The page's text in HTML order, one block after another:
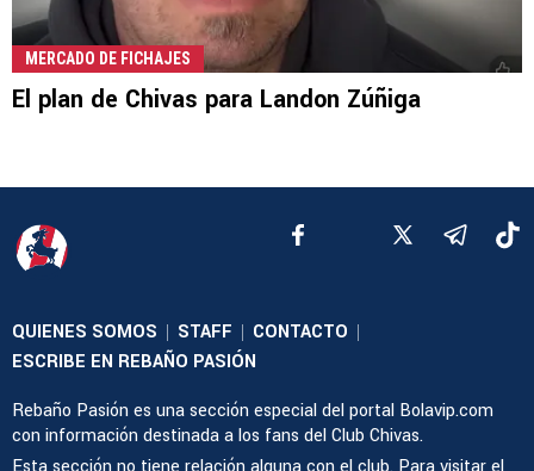
MERCADO DE FICHAJES
El plan de Chivas para Landon Zúñiga
QUIENES SOMOS | STAFF | CONTACTO |
ESCRIBE EN REBAÑO PASIÓN
Rebaño Pasión es una sección especial del portal Bolavip.com
con información destinada a los fans del Club Chivas.